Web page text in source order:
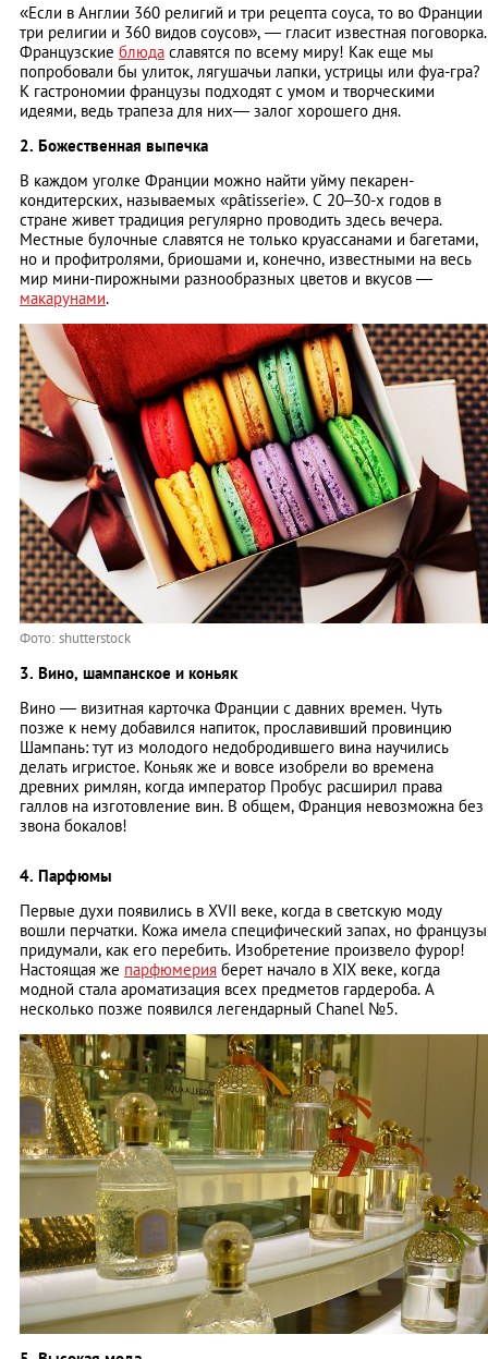
«Если в Англии 360 религий и три рецепта соуса, то во Франции
три религии и 360 видов соусов», ― гласит известная поговорка.
Французские блюда славятся по всему миру! Как еще мы
попробовали бы улиток, лягушачьи лапки, устрицы или фуа-гра?
К гастрономии французы подходят с умом и творческими
идеями, ведь трапеза для них― залог хорошего дня.
2. Божественная выпечка
В каждом уголке Франции можно найти уйму пекарен-
кондитерских, называемых «pâtisserie». С 20–30-х годов в
стране живет традиция регулярно проводить здесь вечера.
Местные булочные славятся не только круассанами и багетами,
но и профитролями, бриошами и, конечно, известными на весь
мир мини-пирожными разнообразных цветов и вкусов —
макарунами.
Фото: shutterstock
3. Вино, шампанское и коньяк
Вино ― визитная карточка Франции с давних времен. Чуть
позже к нему добавился напиток, прославивший провинцию
Шампань: тут из молодого недобродившего вина научились
делать игристое. Коньяк же и вовсе изобрели во времена
древних римлян, когда император Пробус расширил права
галлов на изготовление вин. В общем, Франция невозможна без
звона бокалов!
4. Парфюмы
Первые духи появились в XVII веке, когда в светскую моду
вошли перчатки. Кожа имела специфический запах, но французы
придумали, как его перебить. Изобретение произвело фурор!
Настоящая же парфюмерия берет начало в XIX веке, когда
модной стала ароматизация всех предметов гардероба. А
несколько позже появился легендарный Chanel №5.